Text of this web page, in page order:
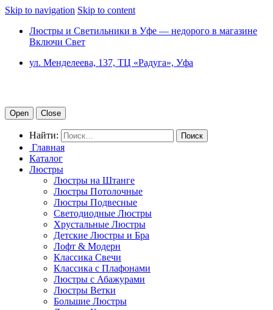
Skip to navigation Skip to content
Люстры и Светильники в Уфе — недорого в магазине
Включи Свет
ул. Менделеева, 137, ТЦ «Радуга», Уфа
Open Close
Найти:
Главная
Каталог
Люстры
Люстры на Штанге
Люстры Потолочные
Люстры Подвесные
Светодиодные Люстры
Хрустальные Люстры
Детские Люстры и Бра
Лофт & Модерн
Классика Свечи
Классика с Плафонами
Люстры с Абажурами
Люстры Ветки
Большие Люстры